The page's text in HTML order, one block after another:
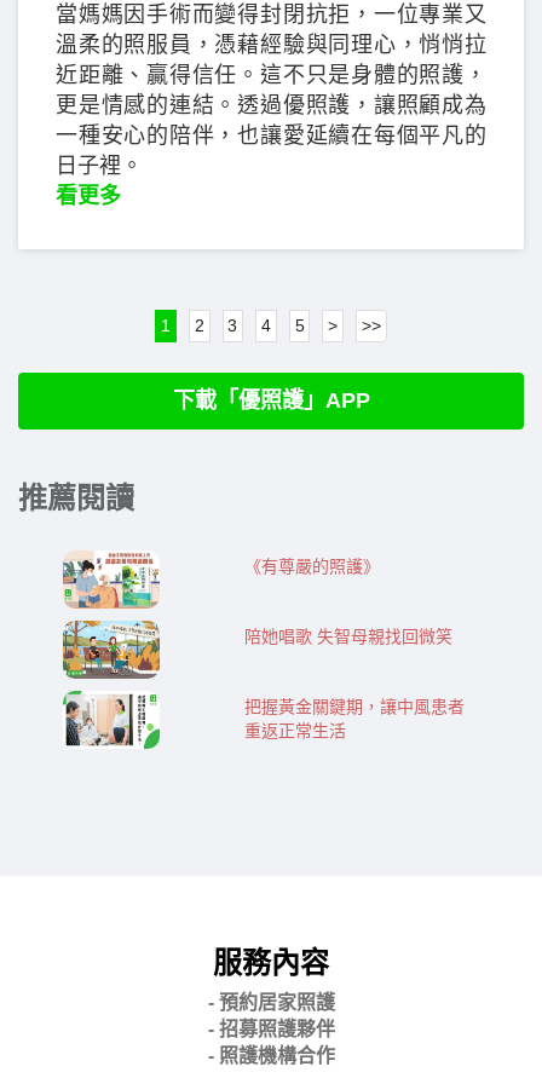
當媽媽因手術而變得封閉抗拒，一位專業又
溫柔的照服員，憑藉經驗與同理心，悄悄拉
近距離、贏得信任。這不只是身體的照護，
更是情感的連結。透過優照護，讓照顧成為
一種安心的陪伴，也讓愛延續在每個平凡的
日子裡。
看更多
1 2 3 4 5 > >>
下載「優照護」APP
推薦閱讀
《有尊嚴的照護》
陪她唱歌 失智母親找回微笑
把握黃金關鍵期，讓中風患者
重返正常生活
服務內容
- 預約居家照護
- 招募照護夥伴
- 照護機構合作